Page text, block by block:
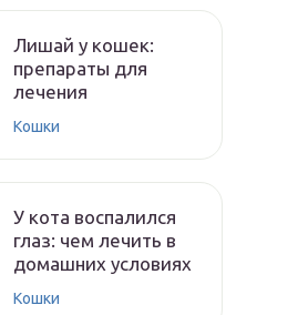
Лишай у кошек:
препараты для
лечения
Кошки
У кота воспалился
глаз: чем лечить в
домашних условиях
Кошки